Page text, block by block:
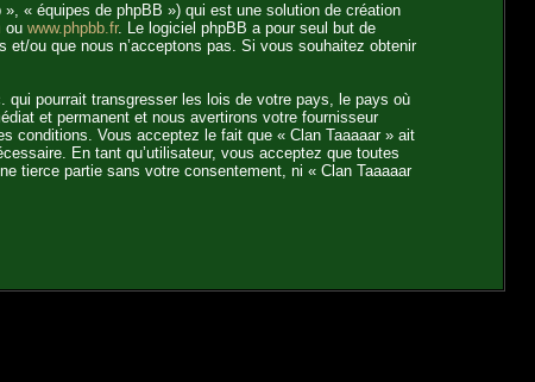
« équipes de phpBB ») qui est une solution de création
ou www.phpbb.fr. Le logiciel phpBB a pour seul but de
ou que nous n’acceptons pas. Si vous souhaitez obtenir
pourrait transgresser les lois de votre pays, le pays où
et permanent et nous avertirons votre fournisseur
conditions. Vous acceptez le fait que « Clan Taaaaar » ait
En tant qu’utilisateur, vous acceptez que toutes
tierce partie sans votre consentement, ni « Clan Taaaaar